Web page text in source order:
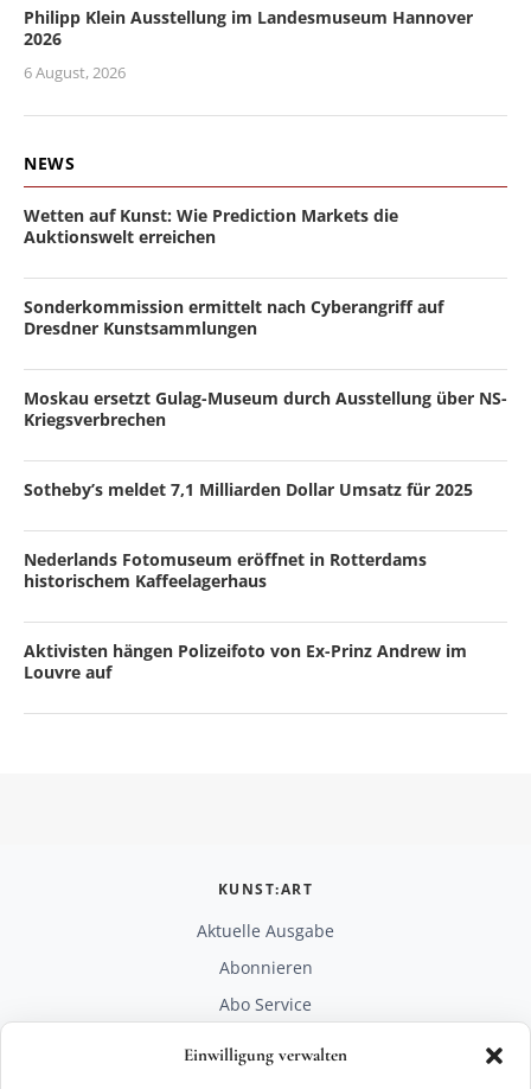
Einwilligung verwalten
Philipp Klein Ausstellung im Landesmuseum Hannover
2026
6 August, 2026
NEWS
Wetten auf Kunst: Wie Prediction Markets die
Auktionswelt erreichen
Sonderkommission ermittelt nach Cyberangriff auf
Dresdner Kunstsammlungen
Moskau ersetzt Gulag-Museum durch Ausstellung über NS-
Kriegsverbrechen
Sotheby’s meldet 7,1 Milliarden Dollar Umsatz für 2025
Nederlands Fotomuseum eröffnet in Rotterdams
historischem Kaffeelagerhaus
Aktivisten hängen Polizeifoto von Ex-Prinz Andrew im
Louvre auf
KUNST:ART
Aktuelle Ausgabe
Abonnieren
Abo Service